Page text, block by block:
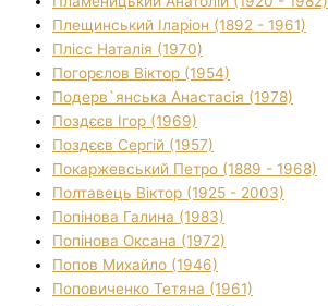
Плещинський Іларіон (1892 - 1961)
Плісс Наталія (1970)
Погорєлов Віктор (1954)
Подерв`янська Анастасія (1978)
Поздєєв Ігор (1969)
Поздєєв Сергій (1957)
Покаржевський Петро (1889 - 1968)
Полтавець Віктор (1925 - 2003)
Попінова Галина (1983)
Попінова Оксана (1972)
Попов Михайло (1946)
Поповиченко Тетяна (1961)